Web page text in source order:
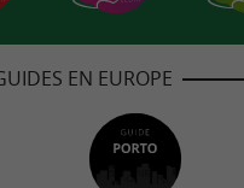
EN EUROPE